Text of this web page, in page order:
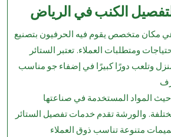
الكنب في الرياض
مكان متخصص يقوم فيه الحرفيون بتصنيع
ومتطلبات العملاء. تعتبر الستائر
وتلعب دورًا كبيرًا في إضفاء جو مناسب
حيث المواد المستخدمة في صناعتها
والورشة تقدم خدمات تفصيل الستائر